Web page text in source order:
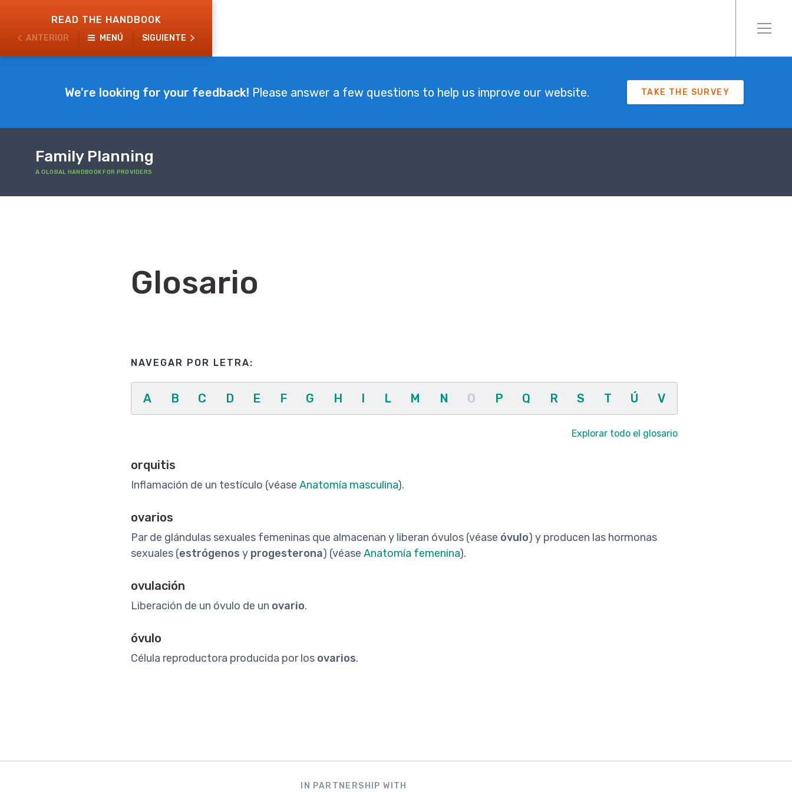
to
main
content
READ THE HANDBOOK
ANTERIOR MENÚ SIGUIENTE
We're looking for your feedback! Please answer a few questions to help us improve our website. TAKE THE SURVEY
Family Planning
A GLOBAL HANDBOOK FOR PROVIDERS
Glosario
NAVEGAR POR LETRA:
A B C D E F G H I L M N O P Q R S T Ú V
Explorar todo el glosario
orquitis
Inflamación de un testículo (véase Anatomía masculina).
ovarios
Par de glándulas sexuales femeninas que almacenan y liberan óvulos (véase óvulo) y producen las hormonas
sexuales (estrógenos y progesterona) (véase Anatomía femenina).
ovulación
Liberación de un óvulo de un ovario.
óvulo
Célula reproductora producida por los ovarios.
IN PARTNERSHIP WITH